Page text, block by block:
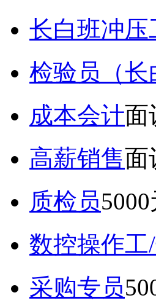
长白班冲压
检验员（长
成本会计面
高薪销售面
质检员5000
数控操作工
采购专员